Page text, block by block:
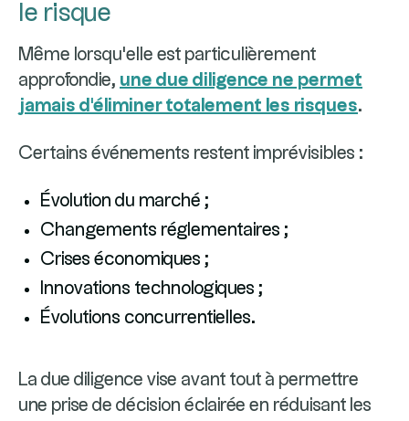
le risque
Même lorsqu'elle est particulièrement
approfondie, une due diligence ne permet
jamais d'éliminer totalement les risques.
Certains événements restent imprévisibles :
Évolution du marché ;
Changements réglementaires ;
Crises économiques ;
Innovations technologiques ;
Évolutions concurrentielles.
La due diligence vise avant tout à permettre
une prise de décision éclairée en réduisant les